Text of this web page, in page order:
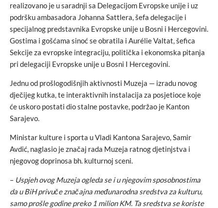
realizovano je u saradnji sa Delegacijom Evropske unije i uz
podršku ambasadora Johanna Sattlera, šefa delegacije i
specijalnog predstavnika Evropske unije u Bosni i Hercegovini.
Gostima i gošćama sinoć se obratila i Aurélie Valtat, šefica
Sekcije za evropske integraciju, politička i ekonomska pitanja
pri delegaciji Evropske unije u Bosni I Hercegovini.
Jednu od prošlogodišnjih aktivnosti Muzeja — izradu novog
dječijeg kutka, te interaktivnih instalacija za posjetioce koje
će uskoro postati dio stalne postavke, podržao je Kanton
Sarajevo.
Ministar kulture i sporta u Vladi Kantona Sarajevo, Samir
Avdić, naglasio je značaj rada Muzeja ratnog djetinjstva i
njegovog doprinosa bh. kulturnoj sceni.
– Uspjeh ovog Muzeja ogleda se i u njegovim sposobnostima
da u BiH privuče značajna međunarodna sredstva za kulturu,
samo prošle godine preko 1 milion KM. Ta sredstva se koriste